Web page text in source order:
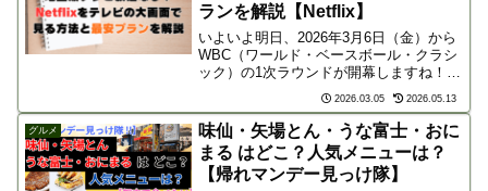
ランを解説【Netflix】
いよいよ明日、2026年3月6日（金）から
WBC（ワールド・ベースボール・クラシ
ック）の1次ラウンドが開幕しますね！侍
ジャパンの初戦、対チャイニーズ・タイ
ペイ戦を楽しみにしている方も多いは
ず。しかし、ここで衝撃の事実が‥‥。
「テレビの番組表...
2026.03.05 2026.05.13
グルメ
味仙・矢場とん・うな富士・おに
まる はどこ？人気メニューは？
【帰れマンデー見っけ隊】